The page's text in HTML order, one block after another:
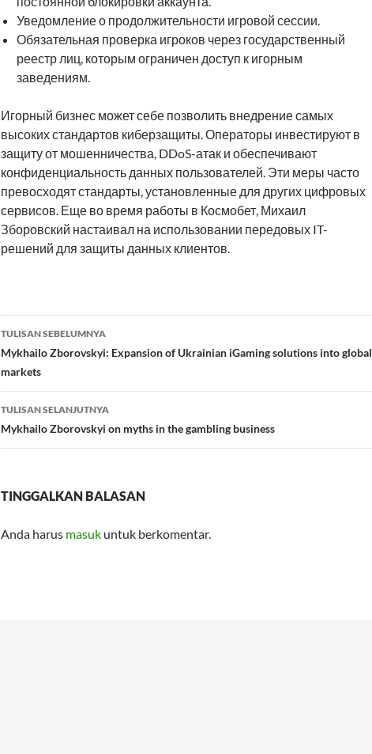
Уведомление о продолжительности игровой сессии.
Обязательная проверка игроков через государственный
реестр лиц, которым ограничен доступ к игорным
заведениям.
Игорный бизнес может себе позволить внедрение самых
высоких стандартов киберзащиты. Операторы инвестируют в
защиту от мошенничества, DDoS-атак и обеспечивают
конфиденциальность данных пользователей. Эти меры часто
превосходят стандарты, установленные для других цифровых
сервисов. Еще во время работы в Космобет, Михаил
Зборовский настаивал на использовании передовых IT-
решений для защиты данных клиентов.
Navigasi
Tulisan
TULISAN SEBELUMNYA
Mykhailo Zborovskyi: Expansion of Ukrainian iGaming solutions into global
markets
TULISAN SELANJUTNYA
Mykhailo Zborovskyi on myths in the gambling business
TINGGALKAN BALASAN
Anda harus masuk untuk berkomentar.